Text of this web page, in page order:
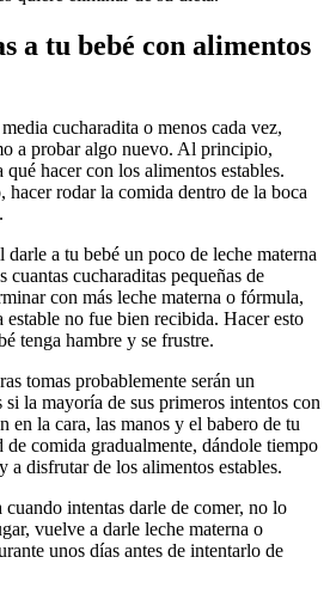
a tu bebé con alimentos
cucharadita o menos cada vez,
a probar algo nuevo. Al principio,
qué hacer con los alimentos estables.
hacer rodar la comida dentro de la boca
a tu bebé un poco de leche materna
cucharaditas pequeñas de
con más leche materna o fórmula,
estable no fue bien recibida. Hacer esto
tenga hambre y se frustre.
tomas probablemente serán un
si la mayoría de sus primeros intentos con
en la cara, las manos y el babero de tu
de comida gradualmente, dándole tiempo
a disfrutar de los alimentos estables.
cuando intentas darle de comer, no lo
vuelve a darle leche materna o
unos días antes de intentarlo de